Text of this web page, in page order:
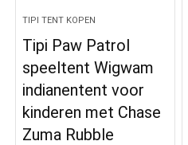
TIPI TENT KOPEN
Tipi Paw Patrol
speeltent Wigwam
indianentent voor
kinderen met Chase
Zuma Rubble